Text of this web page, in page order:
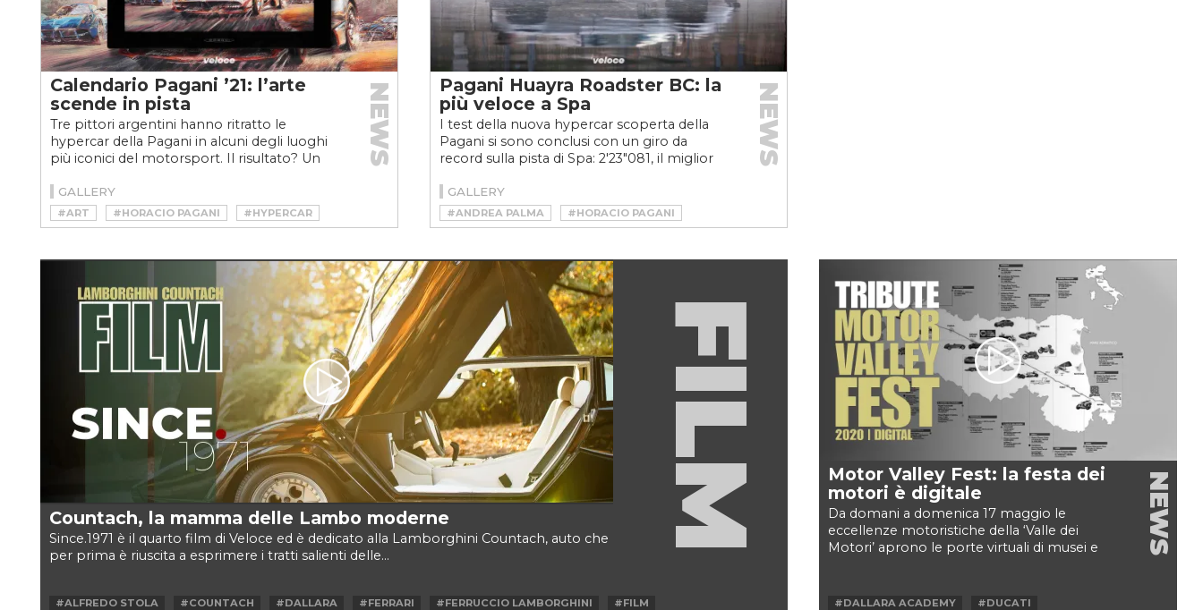
Calendario Pagani ’21: l’arte
scende in pista
Tre pittori argentini hanno ritratto le
hypercar della Pagani in alcuni degli luoghi
più iconici del motorsport. Il risultato? Un
NEWS
GALLERY
#ART #HORACIO PAGANI
#HYPERCAR
#PAGANI
#PAGANI HUAYRA
#PAGANI ZONDA
#V12
#ZONDA
Pagani Huayra Roadster BC: la
più veloce a Spa
I test della nuova hypercar scoperta della
Pagani si sono conclusi con un giro da
record sulla pista di Spa: 2'23"081, il miglior
NEWS
GALLERY
#ANDREA PALMA
#HORACIO PAGANI
#HUYRA ROADSTER BC
#HYPERCAR
#PAGANI HUAYRA ROADSTER BC
#SPA
Countach, la mamma delle Lambo moderne
Since.1971 è il quarto film di Veloce ed è dedicato alla Lamborghini Countach, auto che
per prima è riuscita a esprimere i tratti salienti delle...
FILM
#ALFREDO STOLA #COUNTACH #DALLARA #FERRARI #FERRUCCIO LAMBORGHINI
#FILM
Motor Valley Fest: la festa dei
motori è digitale
Da domani a domenica 17 maggio le
eccellenze motoristiche della ‘Valle dei
Motori’ aprono le porte virtuali di musei e
NEWS
#DALLARA ACADEMY
#DUCATI